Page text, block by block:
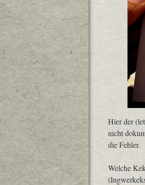
Hier der
nicht
die Fehler.
Welche